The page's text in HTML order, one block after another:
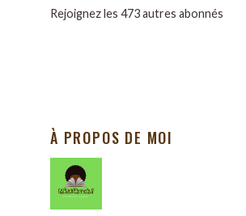
Rejoignez les 473 autres abonnés
À PROPOS DE MOI